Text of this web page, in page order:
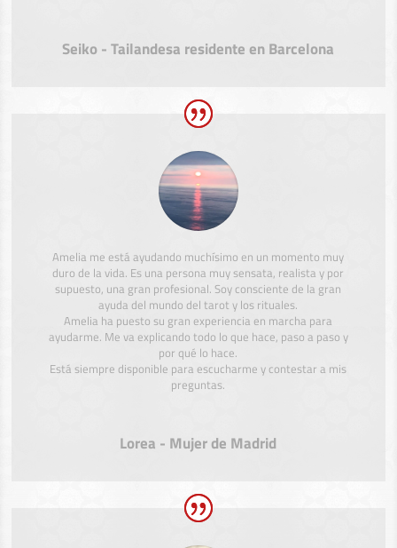
Seiko - Tailandesa residente en Barcelona
Amelia me está ayudando muchísimo en un momento muy
duro de la vida. Es una persona muy sensata, realista y por
supuesto, una gran profesional. Soy consciente de la gran
ayuda del mundo del tarot y los rituales.
Amelia ha puesto su gran experiencia en marcha para
ayudarme. Me va explicando todo lo que hace, paso a paso y
por qué lo hace.
Está siempre disponible para escucharme y contestar a mis
preguntas.
Lorea - Mujer de Madrid